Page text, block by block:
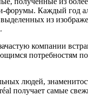
Каждый год
из
компании
людей,
самые